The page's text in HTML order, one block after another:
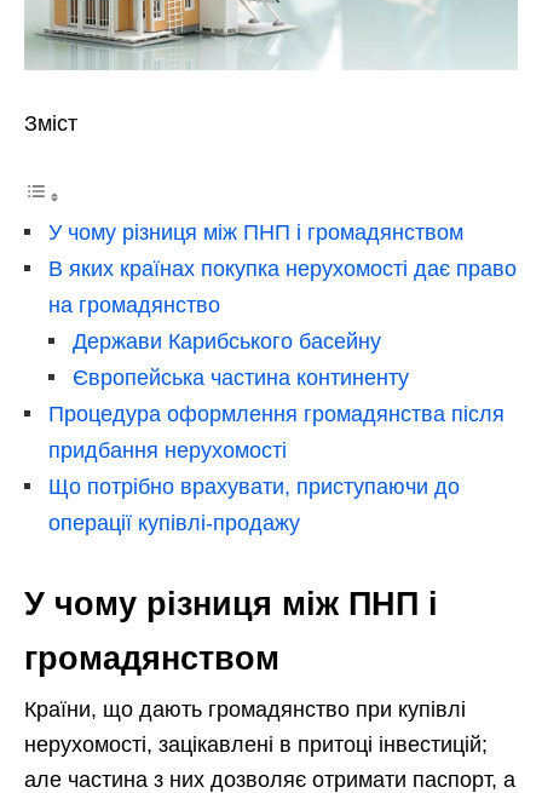
Зміст
У чому різниця між ПНП і громадянством
В яких країнах покупка нерухомості дає право
на громадянство
Держави Карибського басейну
Європейська частина континенту
Процедура оформлення громадянства після
придбання нерухомості
Що потрібно врахувати, приступаючи до
операції купівлі-продажу
У чому різниця між ПНП і
громадянством
Країни, що дають громадянство при купівлі
нерухомості, зацікавлені в притоці інвестицій;
але частина з них дозволяє отримати паспорт, а